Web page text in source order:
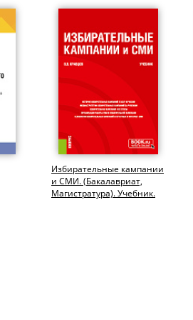
Избирательные кампании
и СМИ. (Бакалавриат,
Магистратура). Учебник.